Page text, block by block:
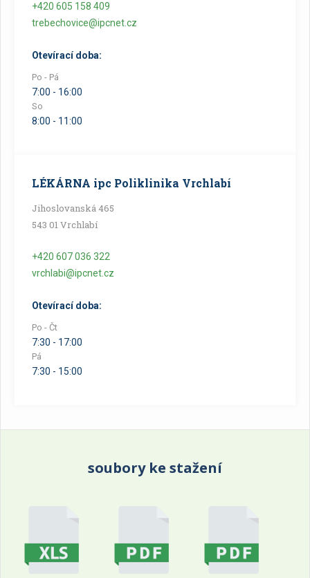
+420 605 158 409
trebechovice@ipcnet.cz
Otevírací doba:
Po - Pá
7:00 - 16:00
So
8:00 - 11:00
LÉKÁRNA ipc Poliklinika Vrchlabí
Jihoslovanská 465
543 01 Vrchlabí
+420 607 036 322
vrchlabi@ipcnet.cz
Otevírací doba:
Po - Čt
7:30 - 17:00
Pá
7:30 - 15:00
soubory ke stažení